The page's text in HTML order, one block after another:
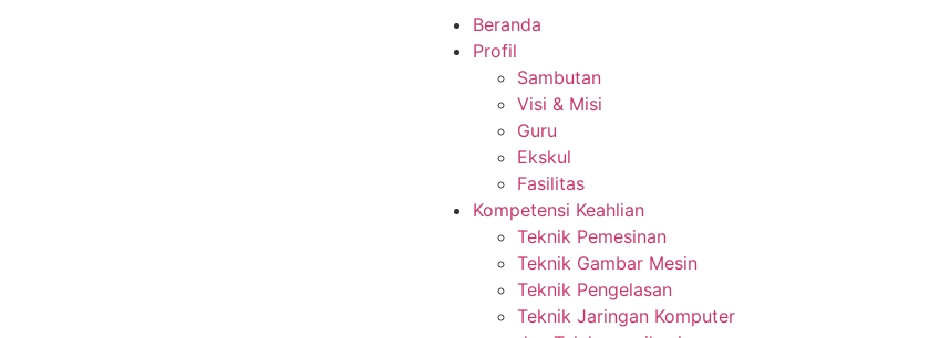
Beranda
Profil
Sambutan
Visi & Misi
Guru
Ekskul
Fasilitas
Kompetensi Keahlian
Teknik Pemesinan
Teknik Gambar Mesin
Teknik Pengelasan
Teknik Jaringan Komputer